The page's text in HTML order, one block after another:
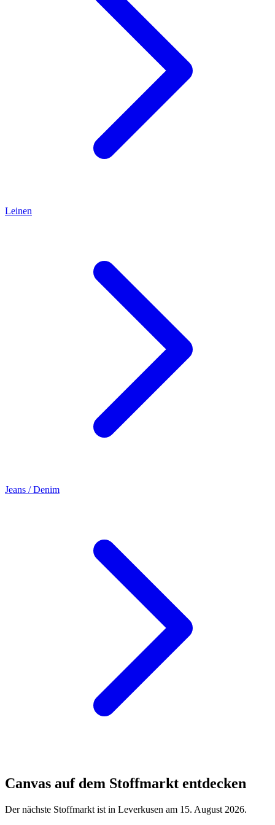
Leinen
Jeans / Denim
Canvas auf dem Stoffmarkt entdecken
Der nächste Stoffmarkt ist in Leverkusen am 15. August 2026.